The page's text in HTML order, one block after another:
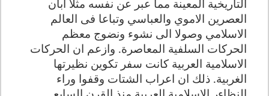
التاريخية المعينة مما عبر عن نفسه مثلا ابان
العصرين الاموي والعباسي وتباعا فى العالم
الاسلامي وصولا الى نشوء ونضوج معظم
الحركات السلفية المعاصرة. وازعم ان الحركات
الاسلامية العربية كانت سفر تكوين نظيرتها
الغربية. ذلك ان اعراب الشتات وقفوا وراء